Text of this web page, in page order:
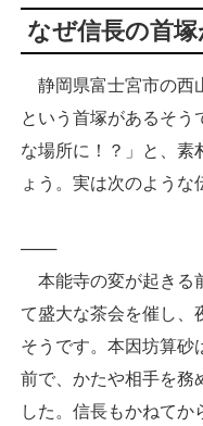
なぜ信長の首
静岡県富士宮市の西
という首塚があるそう
な場所に！？」と、素
ょう。実は次のような
───
本能寺の変が起きる
て盛大な茶会を催し、
そうです。本因坊算砂
前で、かたや相手を務
した。信長もかねてか